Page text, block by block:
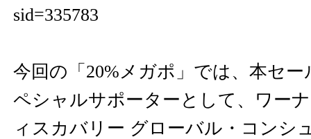
sid=335783
今回の「20%メガポ」では、本セ
ペシャルサポーターとして、ワー
ィスカバリー グローバル・コンシ